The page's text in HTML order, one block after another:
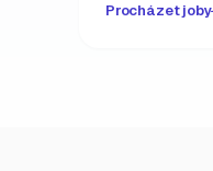
Procházet joby